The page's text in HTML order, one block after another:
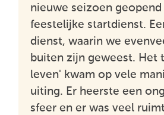
nieuwe seizoen
feestelijke startdienst.
dienst, waarin we
buiten zijn geweest. Het
leven' kwam op vele
uiting. Er heerste een
sfeer en er was veel